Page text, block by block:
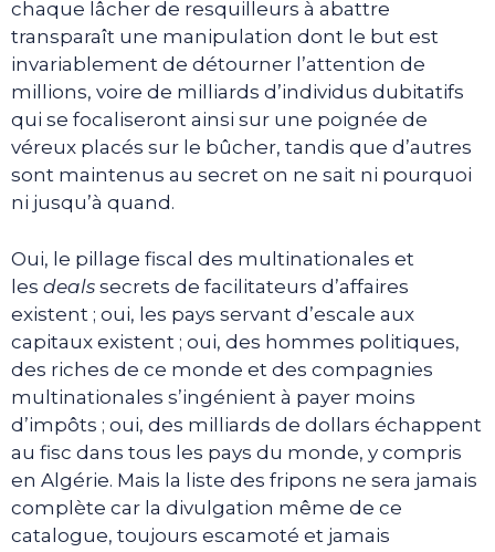
chaque lâcher de resquilleurs à abattre
transparaît une manipulation dont le but est
invariablement de détourner l’attention de
millions, voire de milliards d’individus dubitatifs
qui se focaliseront ainsi sur une poignée de
véreux placés sur le bûcher, tandis que d’autres
sont maintenus au secret on ne sait ni pourquoi
ni jusqu’à quand.
Oui, le pillage fiscal des multinationales et
les deals secrets de facilitateurs d’affaires
existent ; oui, les pays servant d’escale aux
capitaux existent ; oui, des hommes politiques,
des riches de ce monde et des compagnies
multinationales s’ingénient à payer moins
d’impôts ; oui, des milliards de dollars échappent
au fisc dans tous les pays du monde, y compris
en Algérie. Mais la liste des fripons ne sera jamais
complète car la divulgation même de ce
catalogue, toujours escamoté et jamais